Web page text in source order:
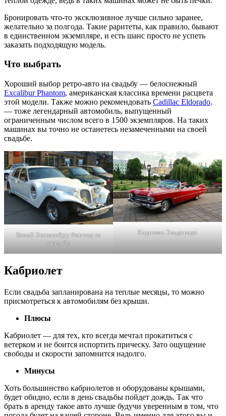
Бронировать что-то эксклюзивное лучше сильно заранее,
желательно за полгода. Такие раритеты, как правило, бывают
в единственном экземпляре, и есть шанс просто не успеть
заказать подходящую модель.
Что выбрать
Хороший выбор ретро-авто на свадьбу — белоснежный
Excalibur Phantom, американская классика времени расцвета
этой модели. Также можно рекомендовать Cadillac Eldorado.
— тоже легендарный автомобиль, выпущенный
ограниченным числом всего в 1500 экземпляров. На таких
машинах вы точно не останетесь незамеченными на своей
свадьбе.
Белый Экскалибур Фантом на
свадьбу
Кадиллак Эльдорадо
Кабриолет
Если свадьба запланирована на теплые месяцы, то можно
присмотреться к автомобилям без крыши.
Плюсы
Кабриолет — для тех, кто всегда мечтал прокатиться с
ветерком и не боится испортить прическу. Зато ощущение
свободы и скорости запомнится надолго.
Минусы
Хоть большинство кабриолетов и оборудованы крышами,
будет обидно, если в день свадьбы пойдет дождь. Так что
брать в аренду такое авто лучше будучи уверенным в том, что